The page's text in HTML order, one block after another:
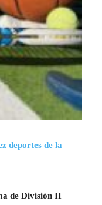
deportes de la
de División II